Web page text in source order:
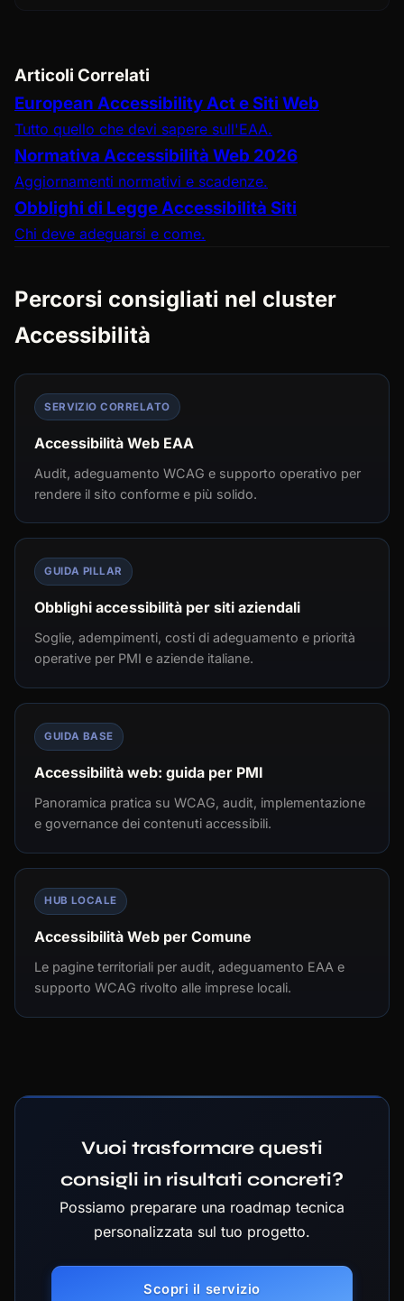
Articoli Correlati
European Accessibility Act e Siti Web
Tutto quello che devi sapere sull'EAA.
Normativa Accessibilità Web 2026
Aggiornamenti normativi e scadenze.
Obblighi di Legge Accessibilità Siti
Chi deve adeguarsi e come.
Percorsi consigliati nel cluster
Accessibilità
SERVIZIO CORRELATO
Accessibilità Web EAA
Audit, adeguamento WCAG e supporto operativo per
rendere il sito conforme e più solido.
GUIDA PILLAR
Obblighi accessibilità per siti aziendali
Soglie, adempimenti, costi di adeguamento e priorità
operative per PMI e aziende italiane.
GUIDA BASE
Accessibilità web: guida per PMI
Panoramica pratica su WCAG, audit, implementazione
e governance dei contenuti accessibili.
HUB LOCALE
Accessibilità Web per Comune
Le pagine territoriali per audit, adeguamento EAA e
supporto WCAG rivolto alle imprese locali.
Vuoi trasformare questi
consigli in risultati concreti?
Possiamo preparare una roadmap tecnica
personalizzata sul tuo progetto.
Scopri il servizio